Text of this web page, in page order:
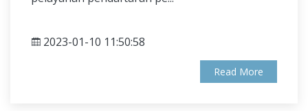
2023-01-10 11:50:58
Read More